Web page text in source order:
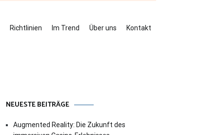
Richtlinien Im Trend Über uns Kontakt
NEUESTE BEITRÄGE
Augmented Reality: Die Zukunft des